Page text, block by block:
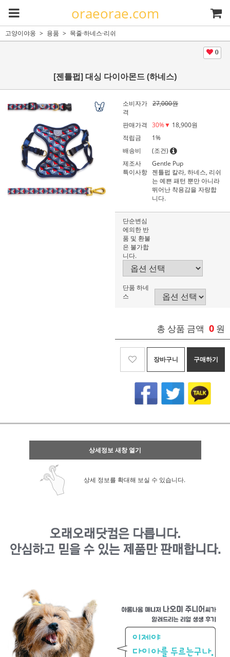
oraeorae.com
고양이야옹 용품 목줄·하네스·리쉬
0
[젠틀펍] 대싱 다이아몬드 (하네스)
소비자가
격
27,000원
판매가격 30%▼ 18,900원
적립금
1%
배송비
(조건)
제조사
Gentle Pup
특이사항 젠틀펍 칼라, 하네스, 리쉬
는 예쁜 패턴 뿐만 아니라
뛰어난 착용감을 자랑합
니다.
단순변심
에의한 반
품 및 환불
은 불가합
니다.
단품 하네
스
총 상품 금액 0 원
장바구니 구매하기
상세정보 새창 열기
상세 정보를 확대해 보실 수 있습니다.